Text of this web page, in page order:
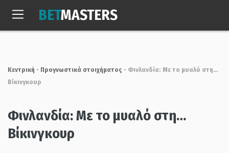
Πεμ, 6 Αυγ. 2026
BETMASTERS
Κεντρική • Προγνωστικά στοιχήματος • Φινλανδία: Με το μυαλό στη…
Βίκινγκουρ
Φινλανδία: Με το μυαλό στη…
Βίκινγκουρ